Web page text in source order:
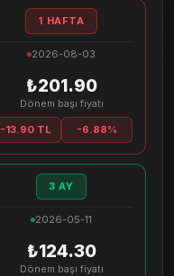
1 HAFTA
2026-08-03
₺201.90
Dönem başı fiyatı
-13.90 TL -6.88%
3 AY
2026-05-11
₺124.30
Dönem başı fiyatı